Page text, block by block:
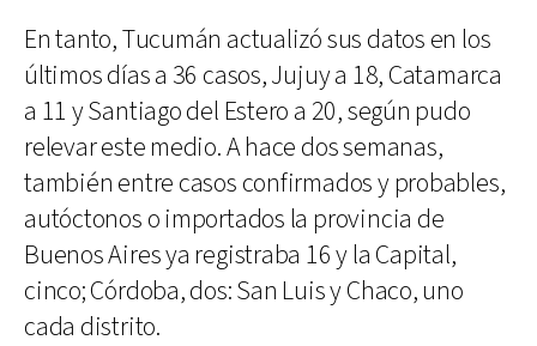
En tanto, Tucumán actualizó sus datos en los
últimos días a 36 casos, Jujuy a 18, Catamarca
a 11 y Santiago del Estero a 20, según pudo
relevar este medio. A hace dos semanas,
también entre casos confirmados y probables,
autóctonos o importados la provincia de
Buenos Aires ya registraba 16 y la Capital,
cinco; Córdoba, dos: San Luis y Chaco, uno
cada distrito.